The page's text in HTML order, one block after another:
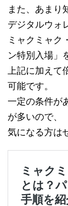
また、あまり
デジタルウォ
ミャクミャク
ン特別入場」
上記に加え
可能です。
一定の条件が
が多いので、
気になる方は